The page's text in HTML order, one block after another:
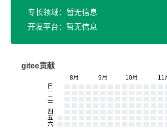
专长领域：暂无信息
开发平台：暂无信息
gitee贡献